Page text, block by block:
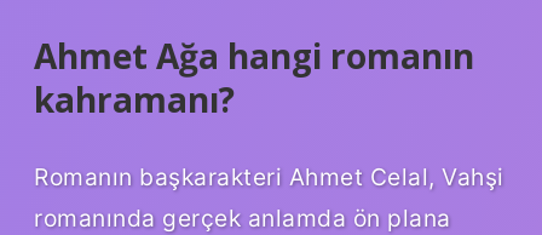
Ahmet Ağa hangi romanın
kahramanı?
Romanın başkarakteri Ahmet Celal, Vahşi
romanında gerçek anlamda ön plana